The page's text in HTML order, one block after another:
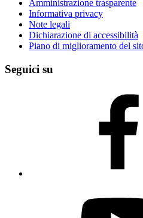
Amministrazione trasparente
Informativa privacy
Note legali
Dichiarazione di accessibilità
Piano di miglioramento del
Seguici su